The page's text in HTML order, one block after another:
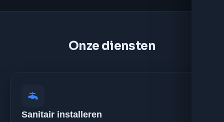
Onze diensten
Sanitair installeren